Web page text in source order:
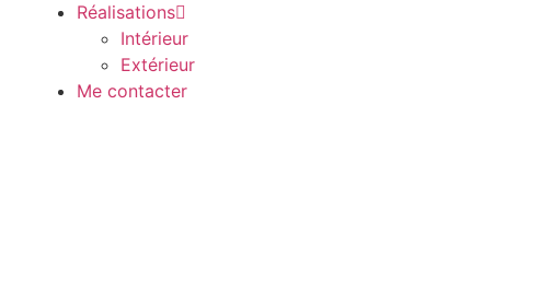
Réalisations
Intérieur
Extérieur
Me contacter